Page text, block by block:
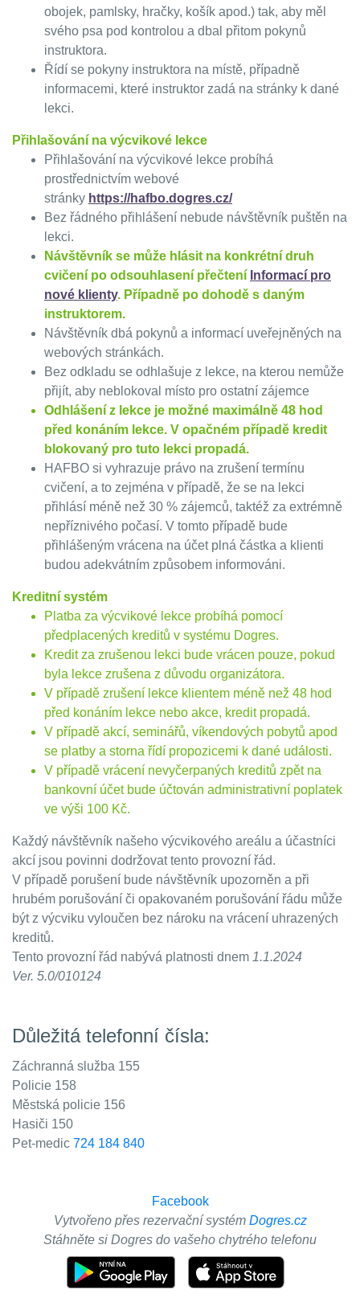
obojek, pamlsky, hračky, košík apod.) tak, aby měl
svého psa pod kontrolou a dbal přitom pokynů
instruktora.
Řídí se pokyny instruktora na místě, případně
informacemi, které instruktor zadá na stránky k dané
lekci.
Přihlašování na výcvikové lekce
Přihlašování na výcvikové lekce probíhá
prostřednictvím webové
stránky https://hafbo.dogres.cz/
Bez řádného přihlášení nebude návštěvník puštěn na
lekci.
Návštěvník se může hlásit na konkrétní druh
cvičení po odsouhlasení přečtení Informací pro
nové klienty. Případně po dohodě s daným
instruktorem.
Návštěvník dbá pokynů a informací uveřejněných na
webových stránkách.
Bez odkladu se odhlašuje z lekce, na kterou nemůže
přijít, aby neblokoval místo pro ostatní zájemce
Odhlášení z lekce je možné maximálně 48 hod
před konáním lekce. V opačném případě kredit
blokovaný pro tuto lekci propadá.
HAFBO si vyhrazuje právo na zrušení termínu
cvičení, a to zejména v případě, že se na lekci
přihlásí méně než 30 % zájemců, taktéž za extrémně
nepříznivého počasí. V tomto případě bude
přihlášeným vrácena na účet plná částka a klienti
budou adekvátním způsobem informováni.
Kreditní systém
Platba za výcvikové lekce probíhá pomocí
předplacených kreditů v systému Dogres.
Kredit za zrušenou lekci bude vrácen pouze, pokud
byla lekce zrušena z důvodu organizátora.
V případě zrušení lekce klientem méně než 48 hod
před konáním lekce nebo akce, kredit propadá.
V případě akcí, seminářů, víkendových pobytů apod
se platby a storna řídí propozicemi k dané události.
V případě vrácení nevyčerpaných kreditů zpět na
bankovní účet bude účtován administrativní poplatek
ve výši 100 Kč.
Každý návštěvník našeho výcvikového areálu a účastníci
akcí jsou povinni dodržovat tento provozní řád.
V případě porušení bude návštěvník upozorněn a při
hrubém porušování či opakovaném porušování řádu může
být z výcviku vyloučen bez nároku na vrácení uhrazených
kreditů.
Tento provozní řád nabývá platnosti dnem 1.1.2024
Ver. 5.0/010124
Důležitá telefonní čísla:
Záchranná služba 155
Policie 158
Městská policie 156
Hasiči 150
Pet-medic 724 184 840
Facebook
Vytvořeno přes rezervační systém Dogres.cz
Stáhněte si Dogres do vašeho chytrého telefonu